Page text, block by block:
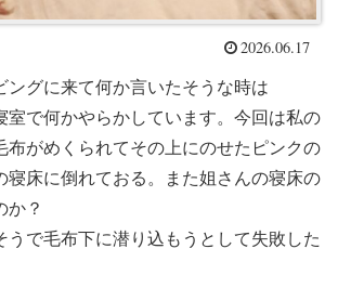
2026.06.17
ングに来て何か言いたそうな時は
室で何かやらかしています。今回は私の
布がめくられてその上にのせたピンクの
寝床に倒れておる。また姐さんの寝床の
か？
うで毛布下に潜り込もうとして失敗した